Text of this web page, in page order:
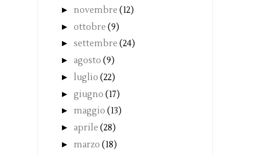
► novembre (12)
► ottobre (9)
► settembre (24)
► agosto (9)
► luglio (22)
► giugno (17)
► maggio (13)
► aprile (28)
► marzo (18)